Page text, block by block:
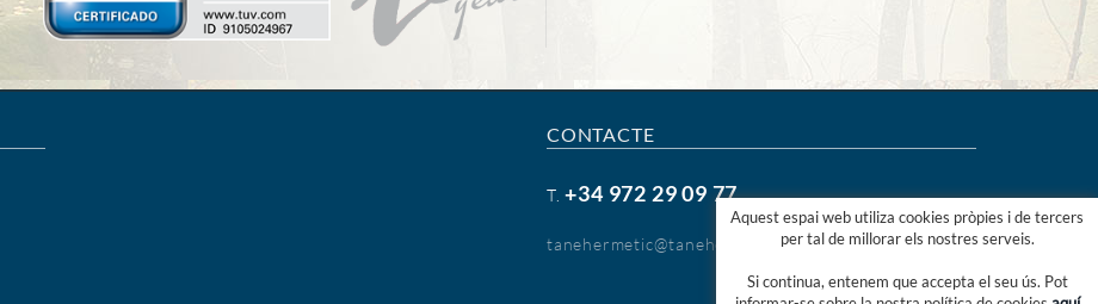
CONTACTE
T.+34 972 29 09 77
tanehermetic@tanehermetic.com
Aquest espai web utiliza cookies pròpies i de tercers
per tal de millorar els nostres serveis.
Si continua, entenem que accepta el seu ús. Pot